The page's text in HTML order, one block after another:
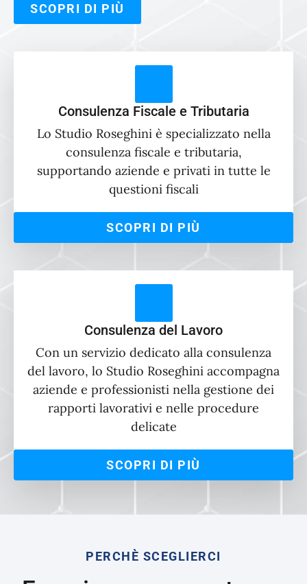
SCOPRI DI PIÙ
Consulenza Fiscale e Tributaria
Lo Studio Roseghini è specializzato nella
consulenza fiscale e tributaria,
supportando aziende e privati in tutte le
questioni fiscali
SCOPRI DI PIÙ
Consulenza del Lavoro
Con un servizio dedicato alla consulenza
del lavoro, lo Studio Roseghini accompagna
aziende e professionisti nella gestione dei
rapporti lavorativi e nelle procedure
delicate
SCOPRI DI PIÙ
PERCHÈ SCEGLIERCI